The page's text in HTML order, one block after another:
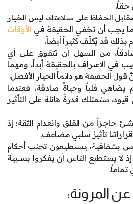
حقاً.
الحفاظ على سلامتك ليس الخيار
يجب أن تخفي الحقيقة في الأوقات
بذلك قد يُكلِّف كثيراً أيضاً.
من السهل أن تتفوق على أي
في الاعتراف بالحقيقة أبداً، ومهما
الحقيقة هو دائماً الخيار الأفضل.
يضاهي قلباً وحياةً صادقة، فعندما
ستمتلك قدرةً هائلة على التأثير
حاجزاً من القلق وانعدام الثقة؛ إذ
تأثيرٌ سلبي مضاعف.
بشفافية، يستطيعون تجنب أحكام
إذ لا يستطيع الناس أن يفكروا بسلبية
عن المرونة: